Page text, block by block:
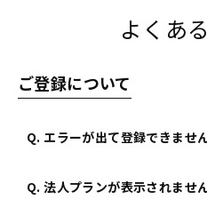
よくあ
ご登録について
Q. エラーが出て登録できません
Q. 法人プランが表示されません